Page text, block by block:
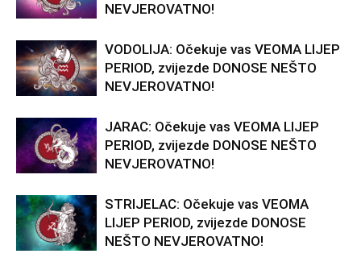
NEVJEROVATNO!
VODOLIJA: Očekuje vas VEOMA LIJEP
PERIOD, zvijezde DONOSE NEŠTO
NEVJEROVATNO!
JARAC: Očekuje vas VEOMA LIJEP
PERIOD, zvijezde DONOSE NEŠTO
NEVJEROVATNO!
STRIJELAC: Očekuje vas VEOMA
LIJEP PERIOD, zvijezde DONOSE
NEŠTO NEVJEROVATNO!